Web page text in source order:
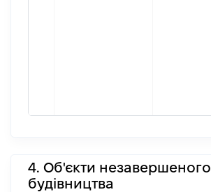
4. Об'єкти незавершеного
будівництва